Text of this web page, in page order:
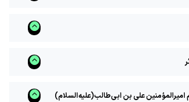
امیر‌المؤمنین علی بن ابی‌طالب(علیه‌السلام)